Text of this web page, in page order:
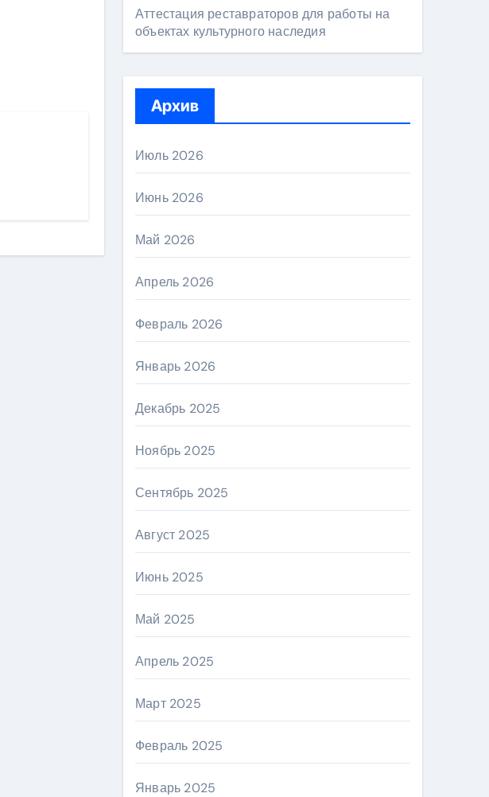
Аттестация реставраторов для работы на
объектах культурного наследия
Архив
Июль 2026
Июнь 2026
Май 2026
Апрель 2026
Февраль 2026
Январь 2026
Декабрь 2025
Ноябрь 2025
Сентябрь 2025
Август 2025
Июнь 2025
Май 2025
Апрель 2025
Март 2025
Февраль 2025
Январь 2025